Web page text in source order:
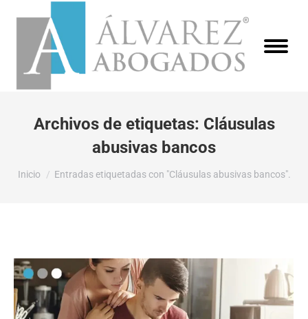
Archivos de etiquetas: Cláusulas
abusivas bancos
Estás aquí:
Inicio Entradas etiquetadas con "Cláusulas abusivas bancos".